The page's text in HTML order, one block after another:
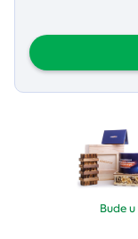
Bude